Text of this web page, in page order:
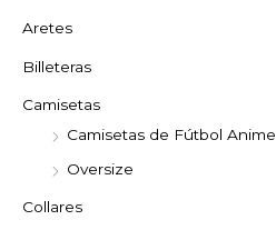
Aretes
Billeteras
Camisetas
Camisetas de Fútbol Anime
Oversize
Collares